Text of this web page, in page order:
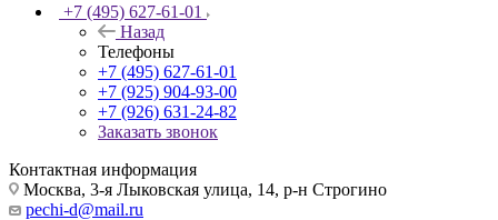
+7 (495) 627-61-01
Назад
Телефоны
+7 (495) 627-61-01
+7 (925) 904-93-00
+7 (926) 631-24-82
Заказать звонок
Контактная информация
Москва, 3-я Лыковская улица, 14, р-н Строгино
pechi-d@mail.ru